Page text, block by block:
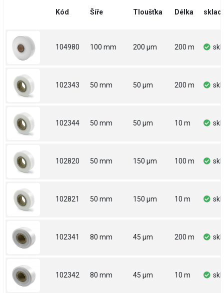
Kód Šíře Tloušťka Délka sklad
104980 100 mm 200 µm 200 m
102343 50 mm 50 µm 200 m
102344 50 mm 50 µm 10 m
102820 50 mm 150 µm 100 m
102821 50 mm 150 µm 10 m
102341 80 mm 45 µm 200 m
102342 80 mm 45 µm 10 m